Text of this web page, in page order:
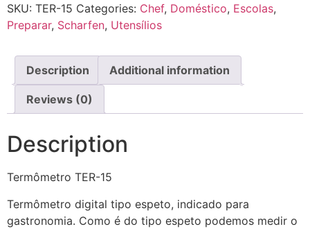
HERCULES
TER-
15
SKU: TER-15 Categories: Chef, Doméstico, Escolas,
Preparar, Scharfen, Utensílios
Description Additional information
Reviews (0)
Description
Termômetro TER-15
Termômetro digital tipo espeto, indicado para
gastronomia. Como é do tipo espeto podemos medir o